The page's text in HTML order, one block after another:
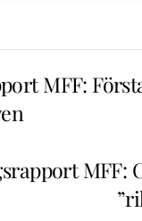
MFF:
MFF: